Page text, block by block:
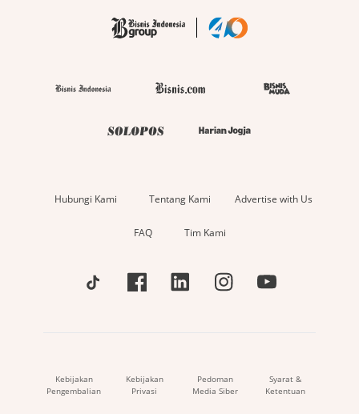
Hubungi Kami Tentang Kami Advertise with Us
FAQ Tim Kami
Kebijakan
Pengembalian
Kebijakan
Privasi
Pedoman
Media Siber
Syarat &
Ketentuan